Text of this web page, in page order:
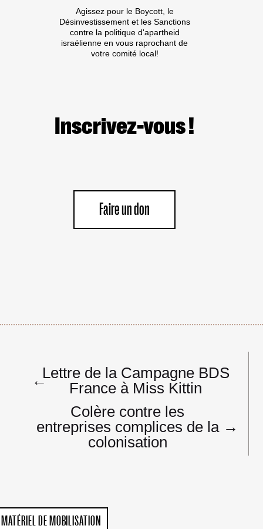
PAS »
Agissez pour le Boycott, le
Désinvestissement et les Sanctions
contre la politique d'apartheid
israélienne en vous raprochant de
votre comité local!
Inscrivez-vous !
Faire un don
Navigation
de
l’article
←Lettre de la Campagne BDS
France à Miss Kittin
Colère contre les
entreprises complices de la
colonisation
→
MATÉRIEL DE MOBILISATION